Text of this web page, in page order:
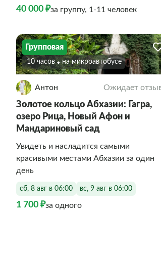
40 000 ₽за группу, 1-11 человек
Групповая
10 часов На микроавтобусе
Антон Ожидает
Золотое кольцо Абхазии: Гагра,
озеро Рица, Новый Афон и
Мандариновый сад
Увидеть и насладится самыми
красивыми местами Абхазии за один
день
сб, 8 авг в 06:00 вс, 9 авг в 06:00
1 700 ₽за одного